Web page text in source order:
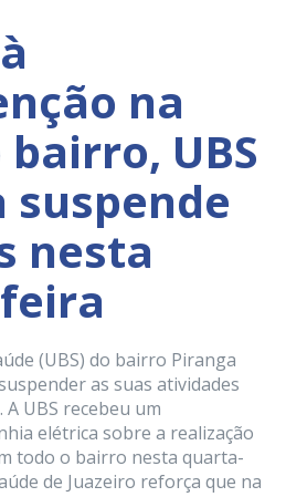
na
UBS
suspende
nesta
(UBS) do bairro Piranga
as suas atividades
UBS recebeu um
elétrica sobre a realização
todo o bairro nesta quarta-
de Juazeiro reforça que na